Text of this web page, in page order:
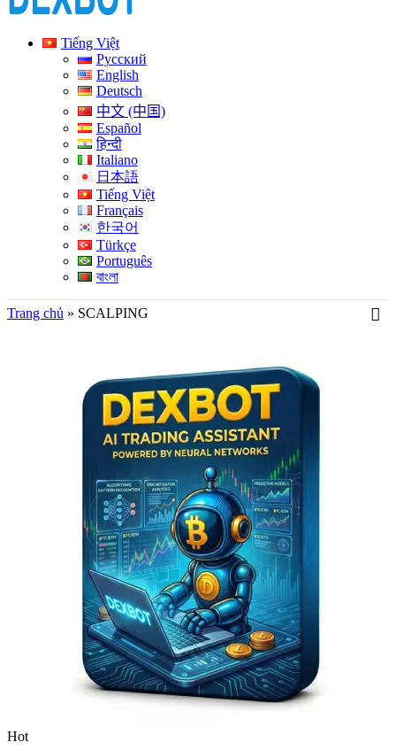
Tiếng Việt
Русский
English
Deutsch
中文 (中国)
Español
हिन्दी
Italiano
日本語
Tiếng Việt
Français
한국어
Türkçe
Português
বাংলা
Trang chủ » SCALPING
Hot